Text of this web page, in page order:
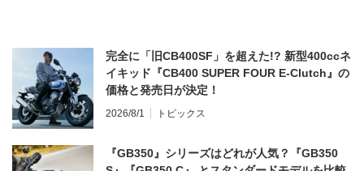
完全に「旧CB400SF」を超えた!? 新型400ccネ
イキッド『CB400 SUPER FOUR E-Clutch』の
価格と発売日が決定！
2026/8/1 トピックス
『GB350』シリーズはどれが人気？『GB350